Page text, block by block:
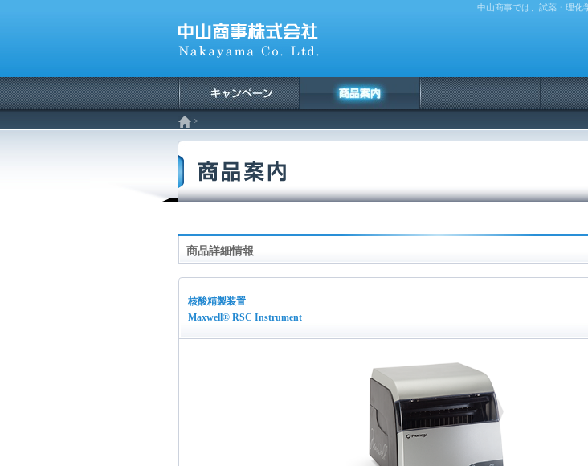
中山商事では、試薬・理化
>
商品詳細情報
核酸精製装置
Maxwell® RSC Instrument